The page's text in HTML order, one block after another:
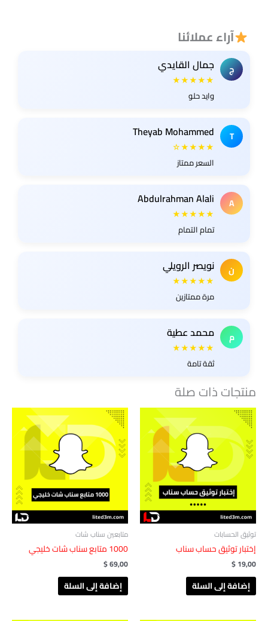
آراء عملائنا
ج جمال القايدي
★★★★★
وايد حلو
T
Theyab Mohammed
★★★★☆
السعر ممتاز
A
Abdulrahman Alali
★★★★★
تمام التمام
ن نويصر الرويلي
★★★★★
مرة ممتازين
م محمد عطية
★★★★★
ثقة تامة
منتجات ذات صلة
توثيق الحسابات
إختبار توثيق حساب سناب
$19,00
إضافة إلى السلة
متابعين سناب شات
1000 متابع سناب شات خليجي
$69,00
إضافة إلى السلة